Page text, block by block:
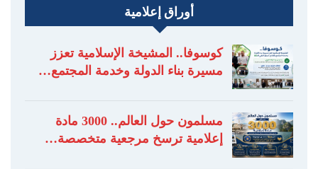
أوراق إعلامية
كوسوفا.. المشيخة الإسلامية تعزز
مسيرة بناء الدولة وخدمة المجتمع…
مسلمون حول العالم.. 3000 مادة
إعلامية ترسخ مرجعية متخصصة…